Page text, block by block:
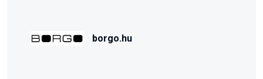
borgo.hu